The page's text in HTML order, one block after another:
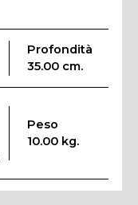
Profondità
35.00 cm.
Peso
10.00 kg.